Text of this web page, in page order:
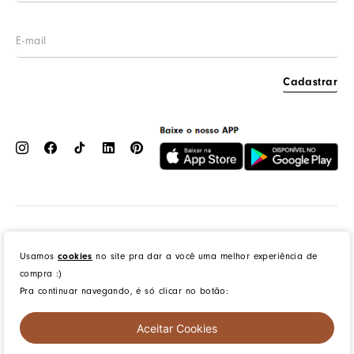
Usamos cookies no site pra dar a você uma melhor experiência de
compra :)
Pra continuar navegando, é só clicar no botão:
Aceitar Cookies
Cadastrar
created byCommerceGrowth| powered by